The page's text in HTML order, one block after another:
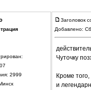
2999
Заголовок
Добавлено:
Чуточку
Кроме
и